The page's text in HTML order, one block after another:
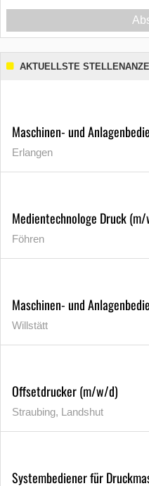
AKTUELLSTE
Maschinen- und
Erlangen
Medientechnologe Druck
Föhren
Maschinen- und
Willstätt
Offsetdrucker (m/w/d)
Straubing, Landshut
Systembediener für